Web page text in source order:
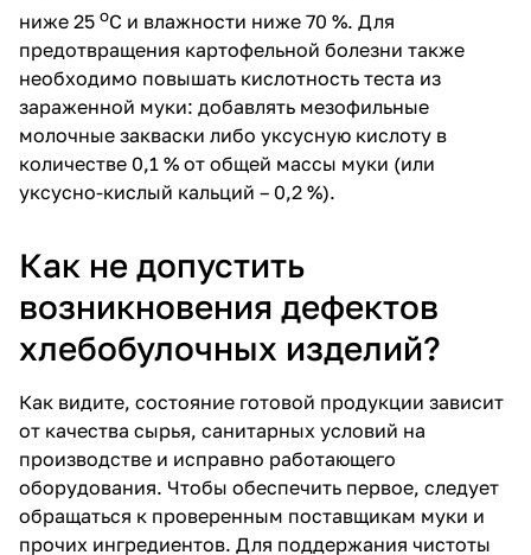
ниже 25 оС и влажности ниже 70 %. Для
предотвращения картофельной болезни также
необходимо повышать кислотность теста из
зараженной муки: добавлять мезофильные
молочные закваски либо уксусную кислоту в
количестве 0,1 % от общей массы муки (или
уксусно-кислый кальций – 0,2 %).
Как не допустить
возникновения дефектов
хлебобулочных изделий?
Как видите, состояние готовой продукции зависит
от качества сырья, санитарных условий на
производстве и исправно работающего
оборудования. Чтобы обеспечить первое, следует
обращаться к проверенным поставщикам муки и
прочих ингредиентов. Для поддержания чистоты